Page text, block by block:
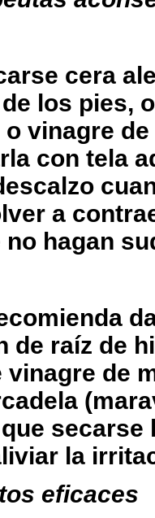
cera
los pies,
vinagre
con tela
a
hagan
de raíz de
de
la
eficaces